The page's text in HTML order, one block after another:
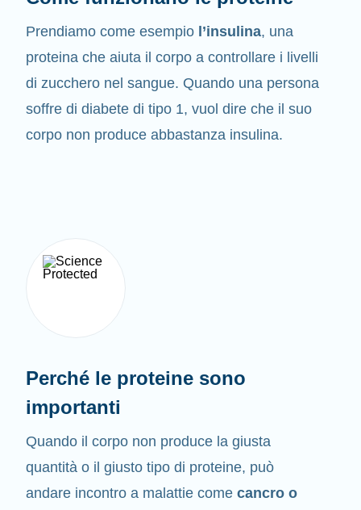
Prendiamo come esempio l’insulina, una
proteina che aiuta il corpo a controllare i livelli
di zucchero nel sangue. Quando una persona
soffre di diabete di tipo 1, vuol dire che il suo
corpo non produce abbastanza insulina.
Perché le proteine sono
importanti
Quando il corpo non produce la giusta
quantità o il giusto tipo di proteine, può
andare incontro a malattie come cancro o